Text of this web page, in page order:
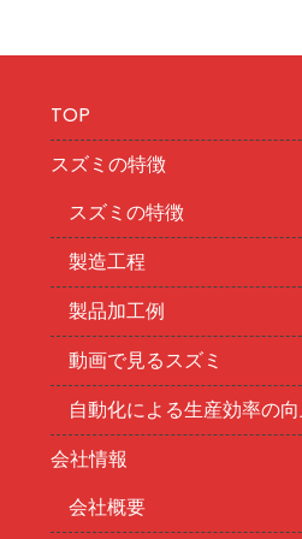
TOP
スズミの特徴
スズミの特徴
製造工程
製品加工例
動画で見るスズミ
自動化による生産効率の
会社情報
会社概要